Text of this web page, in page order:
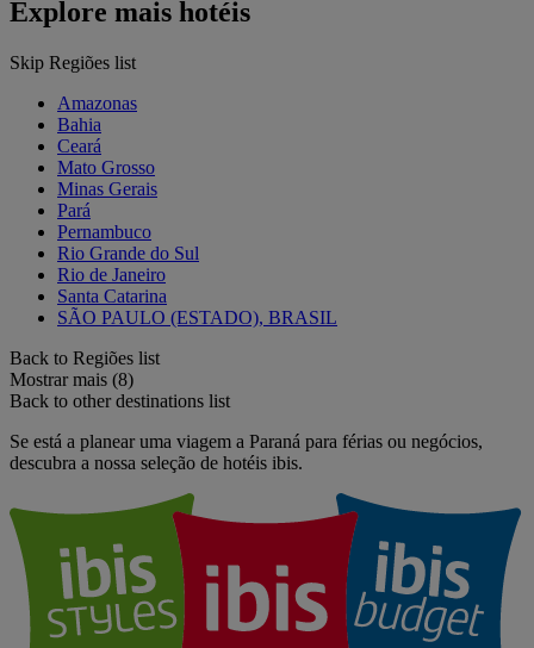
Explore mais hotéis
Skip Regiões list
Amazonas
Bahia
Ceará
Mato Grosso
Minas Gerais
Pará
Pernambuco
Rio Grande do Sul
Rio de Janeiro
Santa Catarina
SÃO PAULO (ESTADO), BRASIL
Back to Regiões list
Mostrar mais (8)
Back to other destinations list
Se está a planear uma viagem a Paraná para férias ou negócios,
descubra a nossa seleção de hotéis ibis.